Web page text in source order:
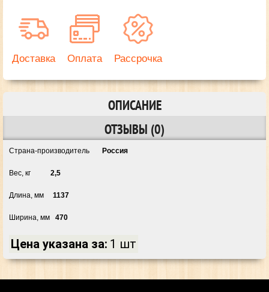
Доставка Оплата Рассрочка
ОПИСАНИЕ
ОТЗЫВЫ (0)
Страна-производитель Россия
Вес, кг 2,5
Длина, мм 1137
Ширина, мм 470
Цена указана за: 1 шт